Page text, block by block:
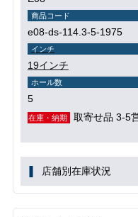
商品コード
e08-ds-114.3-5-1975
インチ
19インチ
ホール数
5
在庫・納期 取寄せ品 3-5
店舗別在庫状況